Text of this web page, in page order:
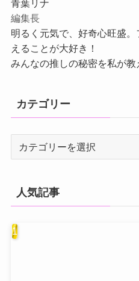
青葉リナ
編集長
明るく元気で、好奇心旺盛
えることが大好き！
みんなの推しの秘密を私が教
カテゴリー
ー
人気記事